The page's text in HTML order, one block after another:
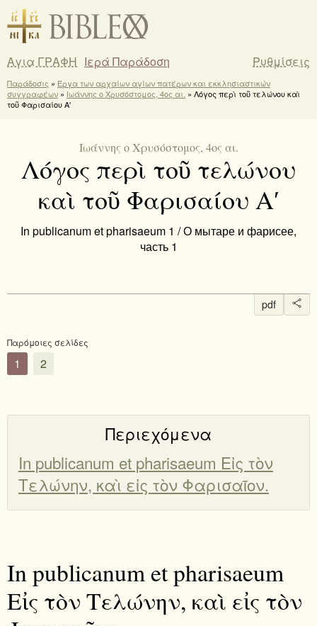
Αγια ΓΡΑΦΗ Ιερά Παράδοση Ρυθμίσεις
Παράδοσις » Έργα των αρχαίων αγίων πατέρων και εκκλησιαστικών
συγγραφέων » Ιωάννης ο Χρυσόστομος, 4ος αι. » Λόγος περὶ τοῦ τελώνου καὶ
τοῦ Φαρισαίου Αʹ
Ιωάννης ο Χρυσόστομος, 4ος αι.
Λόγος περὶ τοῦ τελώνου
καὶ τοῦ Φαρισαίου Αʹ
In publicanum et pharisaeum 1 / О мытаре и фарисее,
часть 1
pdf
Παρόμοιες σελίδες
1 2
Περιεχόμενα
In publicanum et pharisaeum Εἰς τὸν
Τελώνην, καὶ εἰς τὸν Φαρισαῖον.
In publicanum et pharisaeum
Εἰς τὸν Τελώνην, καὶ εἰς τὸν